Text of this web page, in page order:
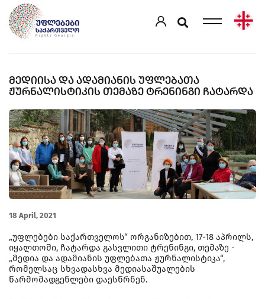
ᲛᲔᲓᲘᲘᲡᲐ ᲓᲐ ᲐᲓᲐᲛᲘᲐᲜᲘᲡ ᲣᲤᲚᲔᲑᲐᲗᲐ
ᲟᲣᲠᲜᲐᲚᲘᲡᲢᲘᲙᲘᲡ ᲗᲔᲛᲐᲖᲔ ᲢᲠᲔᲜᲘᲜᲒᲘ ᲩᲐᲢᲐᲠᲓᲐ
18 April, 2021
„უფლებები საქართველოს“ ორგანიზებით, 17-18 აპრილს,
იყალთოში, ჩატარდა გასვლითი ტრენინგი, თემაზე -
„მედია და ადამიანის უფლებათა ჟურნალისტიკა“,
რომელსაც სხვადასხვა მედიასაშუალების
წარმომადგენლები დაესწრნენ.